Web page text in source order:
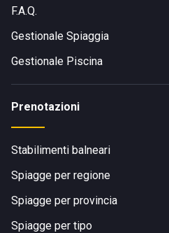
F.A.Q.
Gestionale Spiaggia
Gestionale Piscina
Prenotazioni
Stabilimenti balneari
Spiagge per regione
Spiagge per provincia
Spiagge per tipo